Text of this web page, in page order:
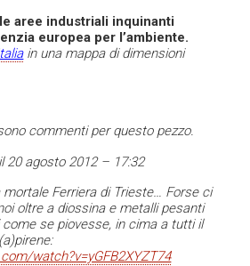
aree industriali inquinanti
europea per l’ambiente.
in una mappa di dimensioni
commenti per questo pezzo.
20 agosto 2012 – 17:32
Ferriera di Trieste… Forse ci
oltre a diossina e metalli pesanti
se piovesse, in cima a tutti il
watch?v=yGFB2XYZT74